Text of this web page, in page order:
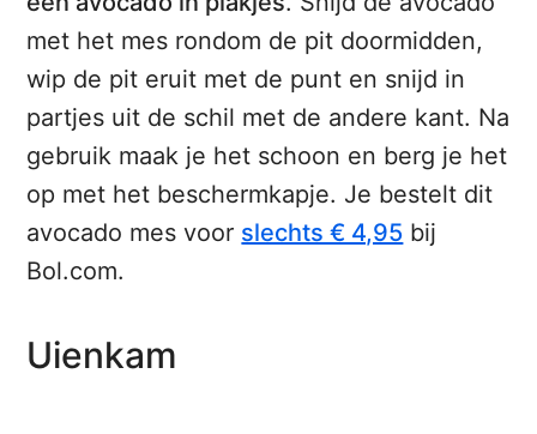
met het mes rondom de pit doormidden,
wip de pit eruit met de punt en snijd in
partjes uit de schil met de andere kant. Na
gebruik maak je het schoon en berg je het
op met het beschermkapje. Je bestelt dit
avocado mes voor slechts € 4,95 bij
Bol.com.
Uienkam